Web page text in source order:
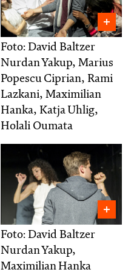
Foto: David Baltzer
Nurdan Yakup, Marius
Popescu Ciprian, Rami
Lazkani, Maximilian
Hanka, Katja Uhlig,
Holali Oumata
Foto: David Baltzer
Nurdan Yakup,
Maximilian Hanka